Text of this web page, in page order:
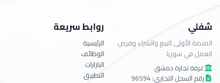
شفلي
المنصة الأولى للبيع والشراء وفرص
العمل في سوريا
غرفة تجارة دمشق
رقم السجل التجاري: 96594
روابط سريعة
الرئيسية
الوظائف
البازارات
التطبيق